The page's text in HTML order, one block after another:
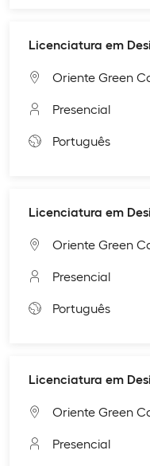
Licenciatura em
Oriente Green
Presencial
Português
Licenciatura em
Oriente Green
Presencial
Português
Licenciatura em
Oriente Green
Presencial